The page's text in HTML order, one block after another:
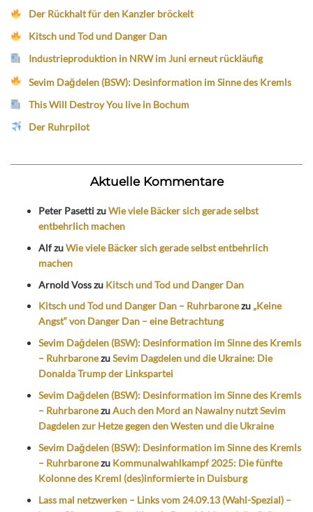
Der Rückhalt für den Kanzler bröckelt
Kitsch und Tod und Danger Dan
Industrieproduktion in NRW im Juni erneut rückläufig
Sevim Dağdelen (BSW): Desinformation im Sinne des Kremls
This Will Destroy You live in Bochum
Der Ruhrpilot
Aktuelle Kommentare
Peter PasettizuWie viele Bäcker sich gerade selbst
entbehrlich machen
AlfzuWie viele Bäcker sich gerade selbst entbehrlich
machen
Arnold Vosszu Kitsch und Tod und Danger Dan
Kitsch und Tod und Danger Dan – Ruhrbaronezu „Keine
Angst“ von Danger Dan – eine Betrachtung
Sevim Dağdelen (BSW): Desinformation im Sinne des Kremls
– RuhrbaronezuSevim Dagdelen und die Ukraine: Die
Donalda Trump der Linkspartei
Sevim Dağdelen (BSW): Desinformation im Sinne des Kremls
– RuhrbaronezuAuch den Mord an Nawalny nutzt Sevim
Dagdelen zur Hetze gegen den Westen und die Ukraine
Sevim Dağdelen (BSW): Desinformation im Sinne des Kremls
– Ruhrbaronezu Kommunalwahlkampf 2025: Die fünfte
Kolonne des Kreml (des)informierte in Duisburg
Lass mal netzwerken – Links vom 24.09.13 (Wahl-Spezial) –